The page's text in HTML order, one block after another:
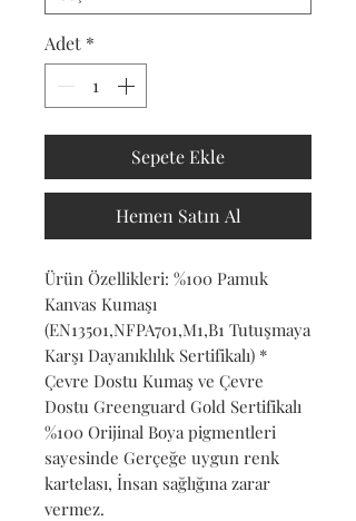
Adet *
Sepete Ekle
Hemen Satın Al
Ürün Özellikleri: %100 Pamuk
Kanvas Kumaşı
(EN13501,NFPA701,M1,B1 Tutuşmaya
Karşı Dayanıklılık Sertifikalı) *
Çevre Dostu Kumaş ve Çevre
Dostu Greenguard Gold Sertifikalı
%100 Orijinal Boya pigmentleri
sayesinde Gerçeğe uygun renk
kartelası, İnsan sağlığına zarar
vermez.